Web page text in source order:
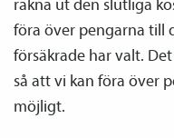
räkna ut den slutliga
föra över pengarna till
försäkrade har valt.
så att vi kan föra över
möjligt.